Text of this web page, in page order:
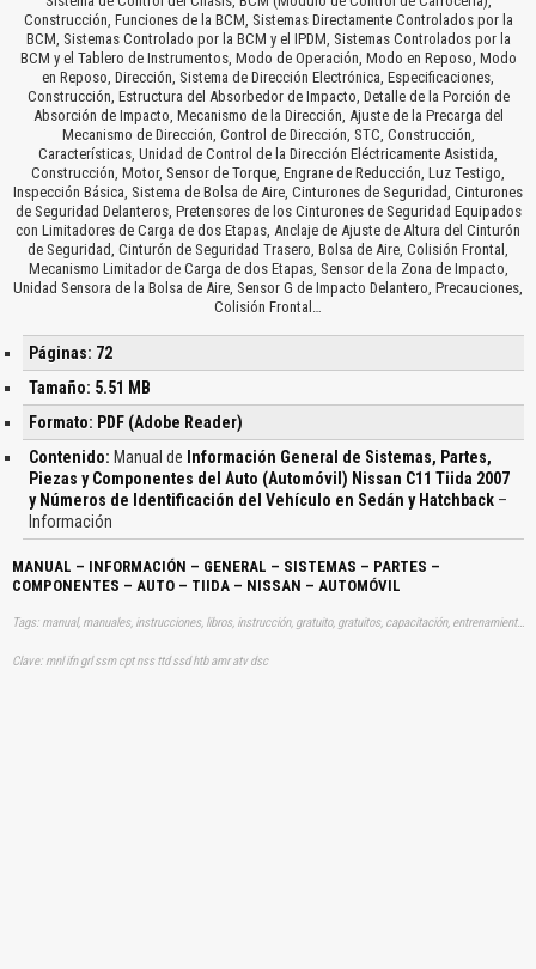
Construcción, Funciones de la BCM, Sistemas Directamente Controlados por la
BCM, Sistemas Controlado por la BCM y el IPDM, Sistemas Controlados por la
BCM y el Tablero de Instrumentos, Modo de Operación, Modo en Reposo, Modo
en Reposo, Dirección, Sistema de Dirección Electrónica, Especificaciones,
Construcción, Estructura del Absorbedor de Impacto, Detalle de la Porción de
Absorción de Impacto, Mecanismo de la Dirección, Ajuste de la Precarga del
Mecanismo de Dirección, Control de Dirección, STC, Construcción,
Características, Unidad de Control de la Dirección Eléctricamente Asistida,
Construcción, Motor, Sensor de Torque, Engrane de Reducción, Luz Testigo,
Inspección Básica, Sistema de Bolsa de Aire, Cinturones de Seguridad, Cinturones
de Seguridad Delanteros, Pretensores de los Cinturones de Seguridad Equipados
con Limitadores de Carga de dos Etapas, Anclaje de Ajuste de Altura del Cinturón
de Seguridad, Cinturón de Seguridad Trasero, Bolsa de Aire, Colisión Frontal,
Mecanismo Limitador de Carga de dos Etapas, Sensor de la Zona de Impacto,
Unidad Sensora de la Bolsa de Aire, Sensor G de Impacto Delantero, Precauciones,
Colisión Frontal…
Páginas: 72
Tamaño: 5.51 MB
Formato: PDF (Adobe Reader)
Contenido: Manual de Información General de Sistemas, Partes,
Piezas y Componentes del Auto (Automóvil) Nissan C11 Tiida 2007
y Números de Identificación del Vehículo en Sedán y Hatchback–
Información
MANUAL – INFORMACIÓN – GENERAL – SISTEMAS – PARTES –
COMPONENTES – AUTO – TIIDA – NISSAN – AUTOMÓVIL
Tags: manual, manuales, instrucciones, libros, instrucción, gratuito, gratuitos, capacitación, entrenamiento, capacitaciones, información, datos, gratis, descargar, vehículo, vehículos, autos, auto, coche, coches, automóvil, automovil, automóviles, automoviles, informaciones, sistema, componentes, nisan, tida, tilda, sedanes, sedán, hashback, aprender, descargas
Clave: mnl ifn grl ssm cpt nss ttd ssd htb amr atv dsc